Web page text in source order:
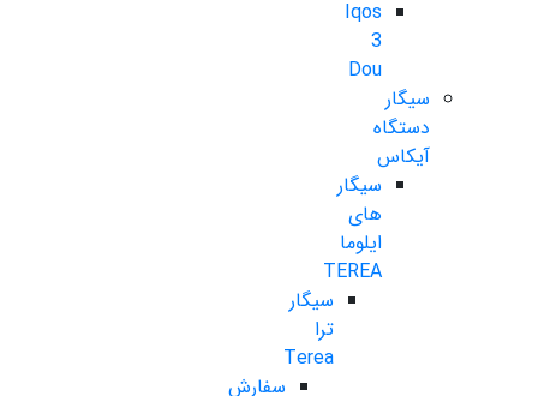
Iqos
3
Dou
سیگار
دستگاه
آیکاس
سیگار
های
ایلوما
TEREA
سیگار
ترا
Terea
سفارش